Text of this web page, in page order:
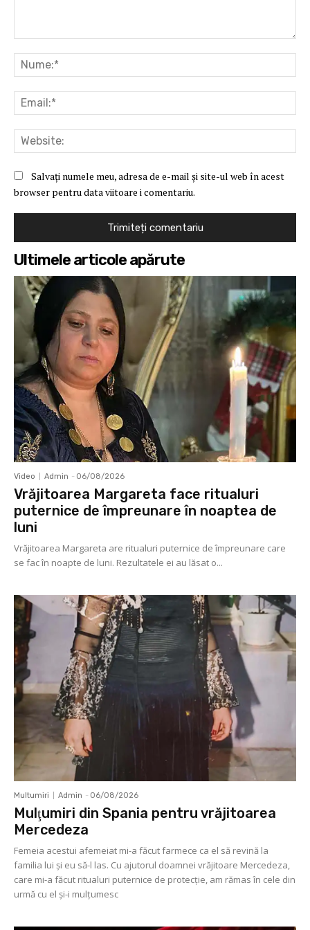
Salvați numele meu, adresa de e-mail și site-ul web în acest
browser pentru data viitoare i comentariu.
Ultimele articole apărute
Video Admin - 06/08/2026
Vrăjitoarea Margareta face ritualuri
puternice de împreunare în noaptea de
luni
Vrăjitoarea Margareta are ritualuri puternice de împreunare care
se fac în noapte de luni. Rezultatele ei au lăsat o...
Multumiri Admin - 06/08/2026
Mulţumiri din Spania pentru vrăjitoarea
Mercedeza
Femeia acestui afemeiat mi-a făcut farmece ca el să revină la
familia lui şi eu să-l las. Cu ajutorul doamnei vrăjitoare Mercedeza,
care mi-a făcut ritualuri puternice de protecţie, am rămas în cele din
urmă cu el şi-i mulţumesc